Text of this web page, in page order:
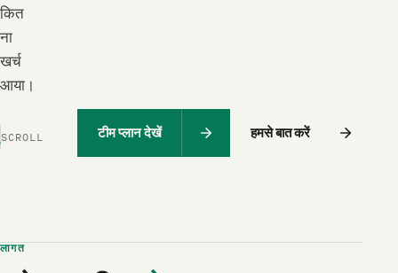
कित
ना
खर्च
आया।
SCROLL टीम प्लान देखें हमसे बात करें
लागत